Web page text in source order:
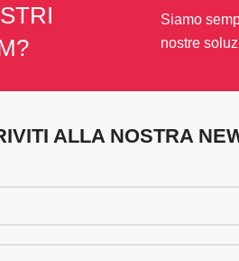
Siamo
nostre
ALLA NOSTRA